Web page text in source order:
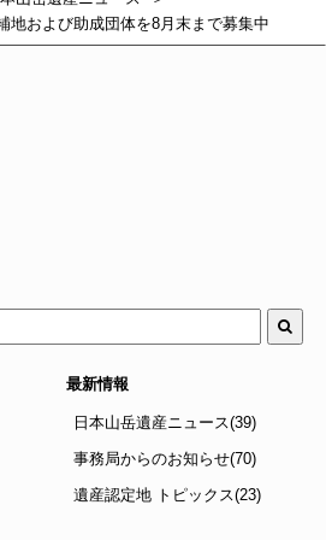
地および助成団体を8月末まで募集中
最新情報
日本山岳遺産ニュース(39)
事務局からのお知らせ(70)
遺産認定地 トピックス(23)